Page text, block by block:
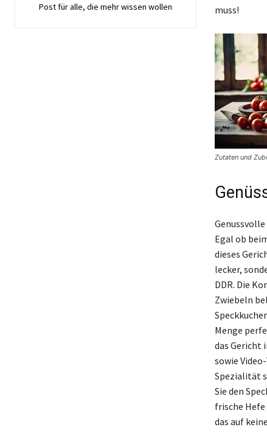
Post für alle, die mehr wissen wollen
muss!
Zutaten und
Egal ob
dieses
lecker,
DDR. Die
Zwiebeln
Menge
das Gericht
sowie
Spezialität
Sie den
frische
das auf